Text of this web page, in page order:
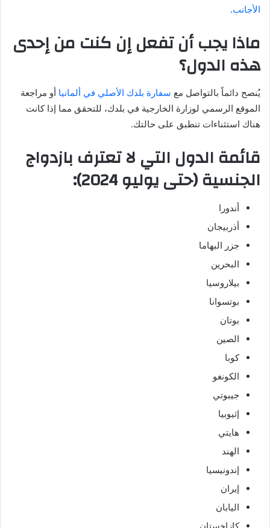
الأجانب.
ماذا يجب أن تفعل إن كنت من إحدى
هذه الدول؟
يُنصح دائماً بالتواصل مع سفارة بلدك الأصلي في ألمانيا أو مراجعة
الموقع الرسمي لوزارة الخارجية في بلدك، للتحقق مما إذا كانت
هناك استثناءات تنطبق على حالتك.
قائمة الدول التي لا تعترف بازدواج
الجنسية (حتى يوليو 2024):
أندورا
أذربيجان
جزر البهاما
البحرين
بيلاروسيا
بوتسوانا
بوتان
الصين
كوبا
الكونغو
جيبوتي
إثيوبيا
هايتي
الهند
إندونيسيا
إيران
اليابان